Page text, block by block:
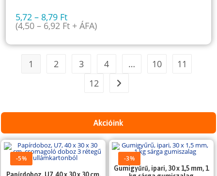
5,72– 8,79 Ft
(4,50– 6,92 Ft + ÁFA)
1 2 3 4 … 10
11
12
Akcióink
-5%
Papírdoboz, U7, 40 x 30 x 30 cm,
-3%
Gumigyűrű, ipari, 30 x 1,5 mm, 1